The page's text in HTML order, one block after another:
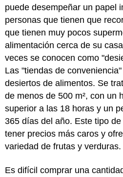
puede desempeñar un papel
personas que tienen que
que tienen muy pocos
alimentación cerca de su
veces se conocen como
Las "tiendas de
desiertos de alimentos. Se
de menos de 500 m², con un
superior a las 18 horas y un
365 días del año. Este tipo
tener precios más caros y
variedad de frutas y verduras.
Es difícil comprar una